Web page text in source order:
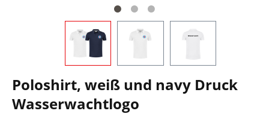
Poloshirt, weiß und navy Druck
Wasserwachtlogo